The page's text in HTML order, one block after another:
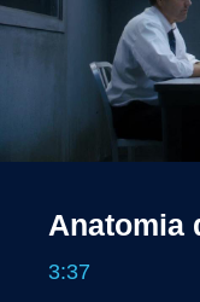
Anatomia
3:37